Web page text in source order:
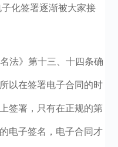
化签署逐渐被大家接
法》第十三、十四条确
以在签署电子合同的时
签署，只有在正规的第
电子签名，电子合同才